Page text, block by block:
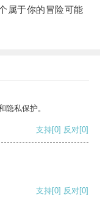
属于你的冒险可能
隐私保护。
支持[0] 反对[0]
支持[0] 反对[0]